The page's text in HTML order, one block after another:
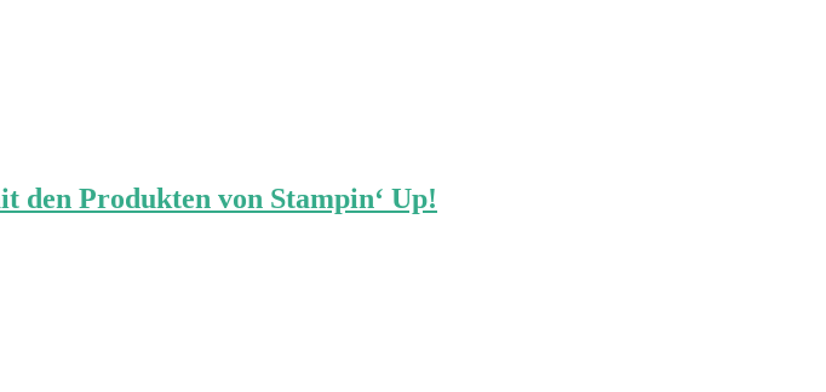
den Produkten von Stampin‘ Up!